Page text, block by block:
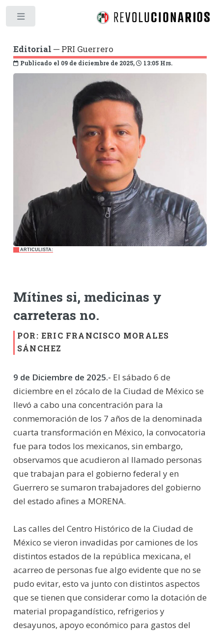
Editorial ─ PRI Guerrero
Publicado el 09 de diciembre de 2025, 13:05 Hrs.
Mítines si, medicinas y
carreteras no.
POR: ERIC FRANCISCO MORALES
SÁNCHEZ
9 de Diciembre de 2025.- El sábado 6 de
diciembre en el zócalo de la Ciudad de México se
llevó a cabo una concentración para la
conmemoración de los 7 años de la denominada
cuarta transformación en México, la convocatoria
fue para todos los mexicanos, sin embargo,
observamos que acudieron al llamado personas
que trabajan para el gobierno federal y en
Guerrero se sumaron trabajadores del gobierno
del estado afines a MORENA.
Las calles del Centro Histórico de la Ciudad de
México se vieron invadidas por camiones de los
distintos estados de la república mexicana, el
acarreo de personas fue algo evidente que no se
pudo evitar, esto va junto con distintos aspectos
que se tienen que considerar como la dotación de
material propagandístico, refrigerios y
desayunos, apoyo económico para gastos del
ARTICULISTA: